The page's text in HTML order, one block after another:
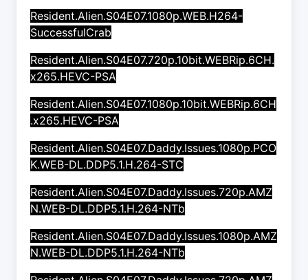
Resident.Alien.S04E07.1080p.WEB.H264-
SuccessfulCrab
Resident.Alien.S04E07.720p.10bit.WEBRip.6CH.
x265.HEVC-PSA
Resident.Alien.S04E07.1080p.10bit.WEBRip.6CH
.x265.HEVC-PSA
Resident.Alien.S04E07.Daddy.Issues.1080p.PCO
K.WEB-DL.DDP5.1.H.264-STC
Resident.Alien.S04E07.Daddy.Issues.720p.AMZ
N.WEB-DL.DDP5.1.H.264-NTb
Resident.Alien.S04E07.Daddy.Issues.1080p.AMZ
N.WEB-DL.DDP5.1.H.264-NTb